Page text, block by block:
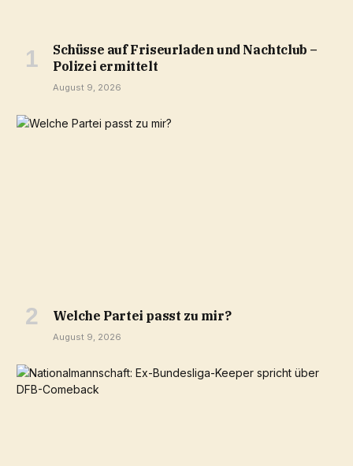
Schüsse auf Friseurladen und Nachtclub –
Polizei ermittelt
August 9, 2026
Welche Partei passt zu mir?
August 9, 2026